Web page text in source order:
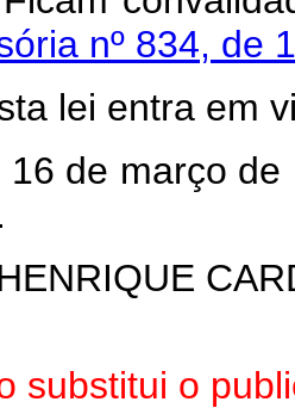
nº 834, de
lei entra em
março de
substitui o